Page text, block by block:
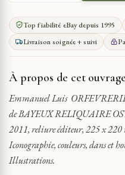
DE
ORFEVRERIE
TRESORS
DE
LA
DE
BAYEUX
OSTENSOIR...
Top fiabilité eBay depuis 1995
Livraison soignée + suivi
À propos de cet ouvrage
Emmanuel Luis
de BAYEUX RELIQUAIRE
2011, reliure éditeur, 225 x 220
Iconographie, couleurs, dans et
Illustrations.